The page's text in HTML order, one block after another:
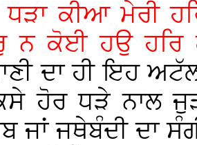
ਧੜਾ ਕੀਆ ਮੇਰੀ
ਨ ਕੋਈ ਹਉ ਹਰਿ
ਦਾ ਹੀ ਇਹ
ਹੋਰ ਧੜੇ ਨਾਲ
ਜਾਂ ਜਥੇਬੰਦੀ ਦਾ